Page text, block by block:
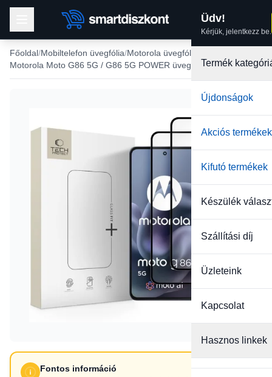
Üdv!
Kérjük, jelentkezz be.
Termék
Újdonságok
Akciós termékek
Kifutó termékek
Készülék
Szállítási díj
Üzleteink
Kapcsolat
Hasznos linkek
Főoldal Mobiltelefon üvegfólia Motorola üvegfólia
Motorola Moto G86 5G / G86 5G POWER üvegfólia
Fontos információ